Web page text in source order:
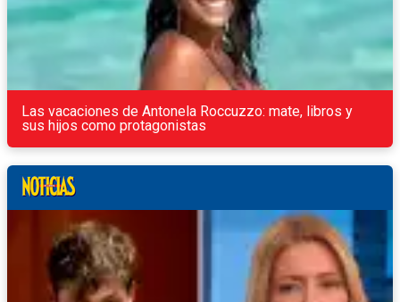
Las vacaciones de Antonela Roccuzzo: mate, libros y
sus hijos como protagonistas